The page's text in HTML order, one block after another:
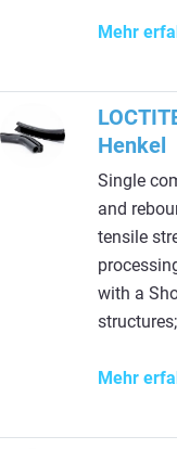
Mehr
Henkel
Single
and
tensile
with a
Mehr